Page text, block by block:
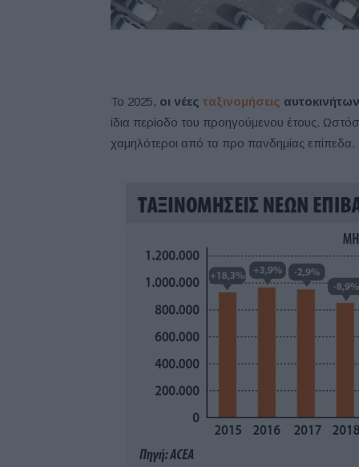
Το 2025, οι νέες ταξινομήσεις
ίδια περίοδο του προηγούμενου έτους.
χαμηλότεροι από τα προ πανδημίας επίπεδα.